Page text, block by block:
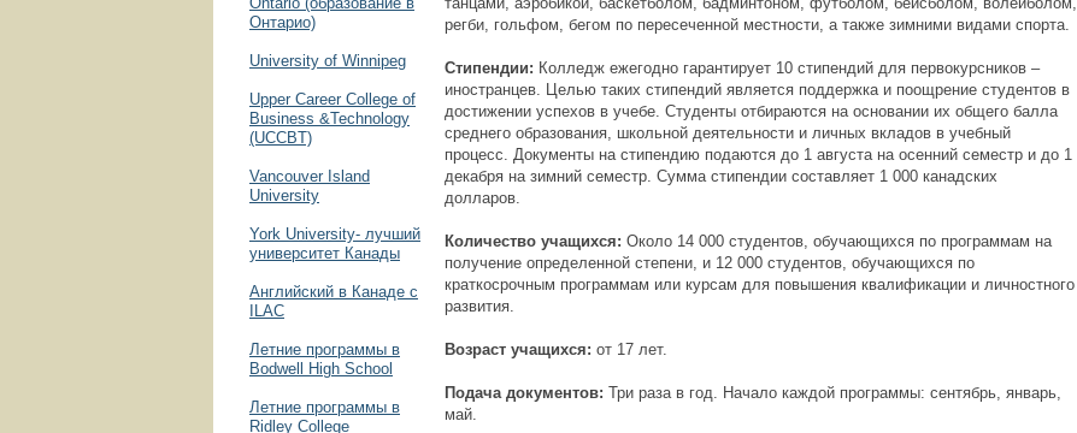
Онтарио)
University of Winnipeg
Upper Career College of
Business &Technology
(UCCBT)
Vancouver Island
University
York University- лучший
университет Канады
Английский в Канаде с
ILAC
Летние программы в
Bodwell High School
Летние программы в
Ridley College
регби, гольфом, бегом по пересеченной местности, а также зимними видами спорта.
Стипендии: Колледж ежегодно гарантирует 10 стипендий для первокурсников –
иностранцев. Целью таких стипендий является поддержка и поощрение студентов в
достижении успехов в учебе. Студенты отбираются на основании их общего балла
среднего образования, школьной деятельности и личных вкладов в учебный
процесс. Документы на стипендию подаются до 1 августа на осенний семестр и до 1
декабря на зимний семестр. Сумма стипендии составляет 1 000 канадских
долларов.
Количество учащихся: Около 14 000 студентов, обучающихся по программам на
получение определенной степени, и 12 000 студентов, обучающихся по
краткосрочным программам или курсам для повышения квалификации и личностного
развития.
Возраст учащихся: от 17 лет.
Подача документов: Три раза в год. Начало каждой программы: сентябрь, январь,
май.